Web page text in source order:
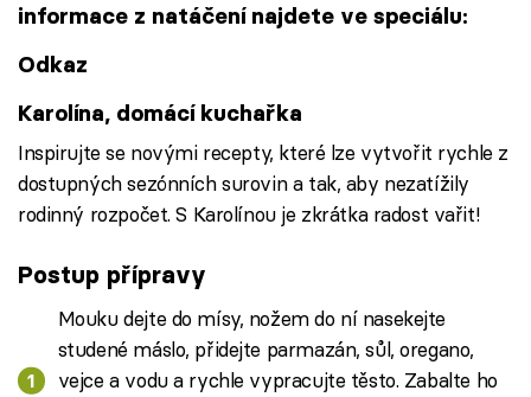
informace z natáčení najdete ve speciálu:
Odkaz
Karolína, domácí kuchařka
Inspirujte se novými recepty, které lze vytvořit rychle z
dostupných sezónních surovin a tak, aby nezatížily
rodinný rozpočet. S Karolínou je zkrátka radost vařit!
Postup přípravy
Mouku dejte do mísy, nožem do ní nasekejte
studené máslo, přidejte parmazán, sůl, oregano,
vejce a vodu a rychle vypracujte těsto. Zabalte ho